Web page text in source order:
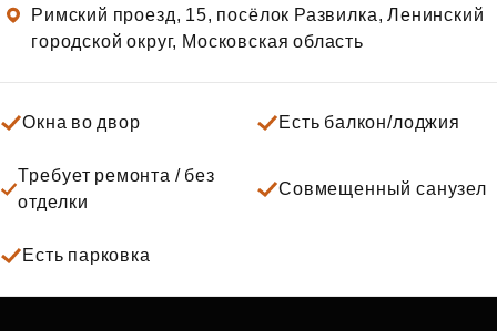
Римский проезд, 15, посёлок Развилка, Ленинский
городской округ, Московская область
Окна во двор Есть балкон/лоджия
Требует ремонта / без
отделки
Совмещенный санузел
Есть парковка